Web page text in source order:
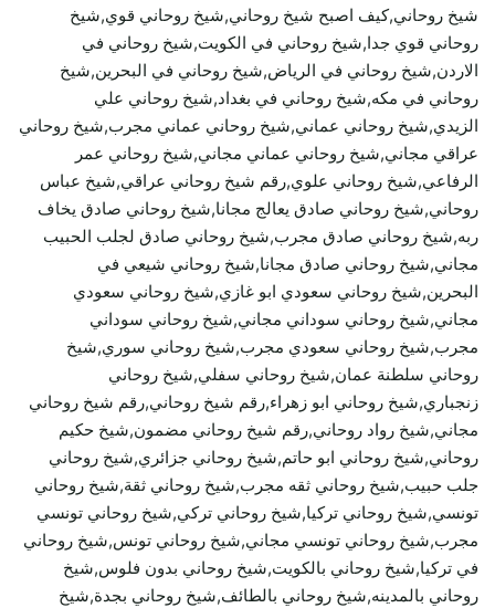
شيخ روحاني,كيف اصبح شيخ روحاني,شيخ روحاني قوي,شيخ
روحاني قوي جدا,شيخ روحاني في الكويت,شيخ روحاني في
الاردن,شيخ روحاني في الرياض,شيخ روحاني في البحرين,شيخ
روحاني في مكه,شيخ روحاني في بغداد,شيخ روحاني علي
الزيدي,شيخ روحاني عماني,شيخ روحاني عماني مجرب,شيخ روحاني
عراقي مجاني,شيخ روحاني عماني مجاني,شيخ روحاني عمر
الرفاعي,شيخ روحاني علوي,رقم شيخ روحاني عراقي,شيخ عباس
روحاني,شيخ روحاني صادق يعالج مجانا,شيخ روحاني صادق يخاف
ربه,شيخ روحاني صادق مجرب,شيخ روحاني صادق لجلب الحبيب
مجاني,شيخ روحاني صادق مجانا,شيخ روحاني شيعي في
البحرين,شيخ روحاني سعودي ابو غازي,شيخ روحاني سعودي
مجاني,شيخ روحاني سوداني مجاني,شيخ روحاني سوداني
مجرب,شيخ روحاني سعودي مجرب,شيخ روحاني سوري,شيخ
روحاني سلطنة عمان,شيخ روحاني سفلي,شيخ روحاني
زنجباري,شيخ روحاني ابو زهراء,رقم شيخ روحاني,رقم شيخ روحاني
مجاني,شيخ رواد روحاني,رقم شيخ روحاني مضمون,شيخ حكيم
روحاني,شيخ روحاني ابو حاتم,شيخ روحاني جزائري,شيخ روحاني
جلب حبيب,شيخ روحاني ثقه مجرب,شيخ روحاني ثقة,شيخ روحاني
تونسي,شيخ روحاني تركيا,شيخ روحاني تركي,شيخ روحاني تونسي
مجرب,شيخ روحاني تونسي مجاني,شيخ روحاني تونس,شيخ روحاني
في تركيا,شيخ روحاني بالكويت,شيخ روحاني بدون فلوس,شيخ
روحاني بالمدينه,شيخ روحاني بالطائف,شيخ روحاني بجدة,شيخ